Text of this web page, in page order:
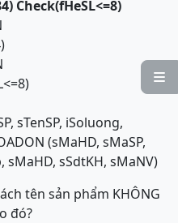

Check(fHeSL<=8)
sTenSP, iSoluong,
(sMaHD, sMaSP,
sMaHD, sSdtKH, sMaNV)
tên sản phẩm KHÔNG
đó?